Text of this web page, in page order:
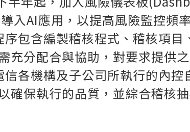
入AI應用，以提高風險監控頻
序包含編製稽核程式、稽核項目
充分配合與協助，對要求提供
信各機構及子公司所執行的內
確保執行的品質，並綜合稽核